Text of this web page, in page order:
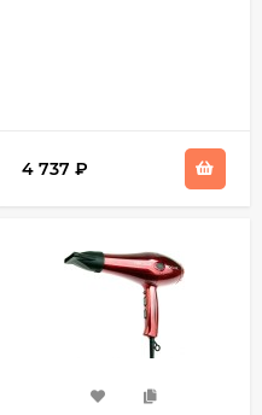
4 737 ₽